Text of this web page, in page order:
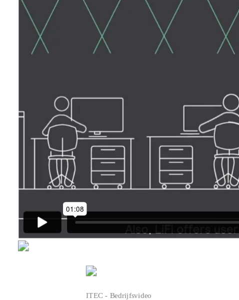
ITEC - Bedrijfsvideo